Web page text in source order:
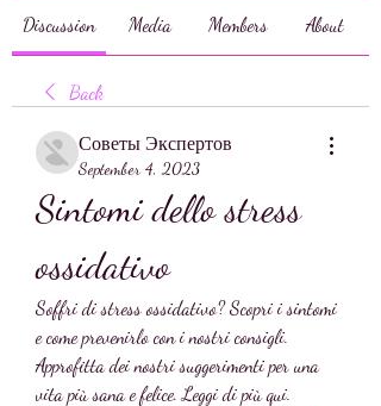
Discussion Media Members About
Back
Советы Экспертов
September 4, 2023
Sintomi dello stress
ossidativo
Soffri di stress ossidativo? Scopri i sintomi
e come prevenirlo con i nostri consigli.
Approfitta dei nostri suggerimenti per una
vita più sana e felice. Leggi di più qui.